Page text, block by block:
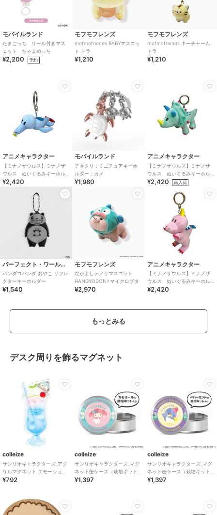
モバイルランド
たまごっち リール付きマス
コット ちゃまめっち
¥2,200 予約
モフモフレンズ
mofmofriends BABYマスコッ
ト トラ
¥1,210
モフモフレンズ
mofmofriends キーチャーム
トラ
¥1,210
アニメキャラクター
【ミナノザウルス】ミナノザ
ウルス ぬいぐるみキーホル
ダー Athul
¥2,420
モバイルランド
チョクリ；ミニチュアキーホ
ルダー；カメ
¥1,980
アニメキャラクター
【ミナノザウルス】ミナノザ
ウルス ぬいぐるみキーホル
ダー Topie
¥2,420 再入荷
パーフェクト・ワールド・トーキョー
パンダコパンダ おやこ リフレ
クターキーホルダー
¥1,540
モフモフレンズ
なかよしテノリマスコット
HANGYODON×マイクロブタ
¥2,970
アニメキャラクター
【ミナノザウルス】ミナノザ
ウルス ぬいぐるみキーホル
ダー Greety
¥2,420
もっとみる
デスク周りを飾るマグネット
colleize
サンリオキャラクターズ_アク
リルマグネット エモーショナ
ルスカイドリンク ハンギョド
¥792
colleize
サンリオキャラクターズ_マグ
ネット缶ケース（栽培キット
入り）_マイメロディ
¥1,397
colleize
サンリオキャラクターズ_マグ
ネット缶ケース（栽培キット
入り）_タキシードサム
¥1,397